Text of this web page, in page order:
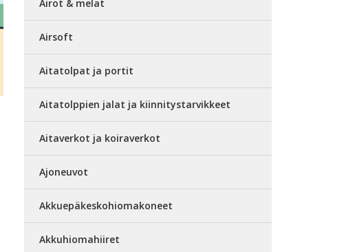
Airot & melat
Airsoft
Aitatolpat ja portit
Aitatolppien jalat ja kiinnitystarvikkeet
Aitaverkot ja koiraverkot
Ajoneuvot
Akkuepäkeskohiomakoneet
Akkuhiomahiiret